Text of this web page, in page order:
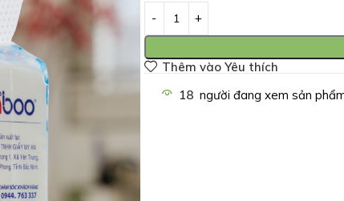
Thêm vào Yêu thích
18 người đang xem sản